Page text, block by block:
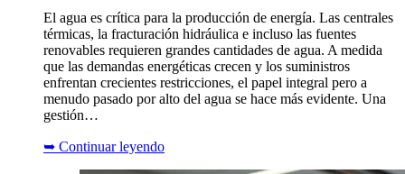
El agua es crítica para la producción de energía. Las centrales
térmicas, la fracturación hidráulica e incluso las fuentes
renovables requieren grandes cantidades de agua. A medida
que las demandas energéticas crecen y los suministros
enfrentan crecientes restricciones, el papel integral pero a
menudo pasado por alto del agua se hace más evidente. Una
gestión…
➥ Continuar leyendo